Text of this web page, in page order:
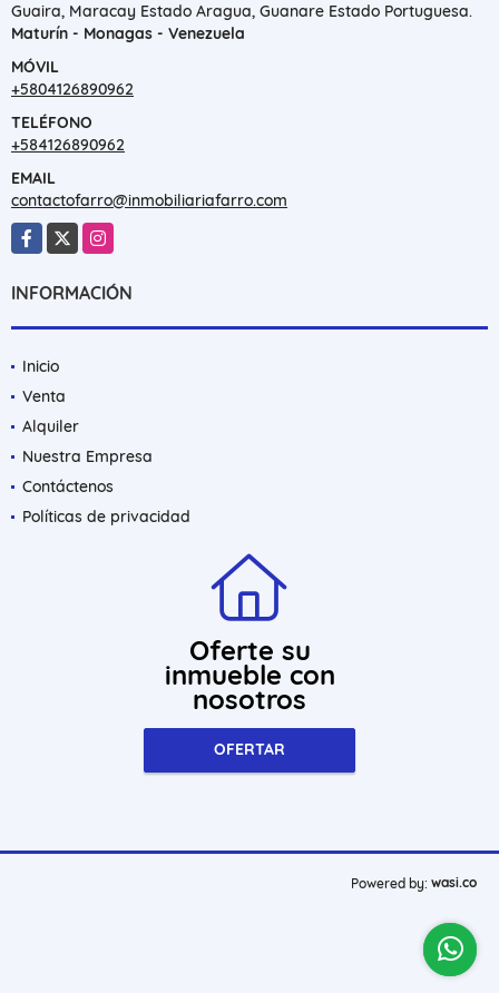
Guaira, Maracay Estado Aragua, Guanare Estado Portuguesa.
Maturín - Monagas - Venezuela
MÓVIL
+5804126890962
TELÉFONO
+584126890962
EMAIL
contactofarro@inmobiliariafarro.com
Facebook
X Instagram
INFORMACIÓN
Inicio
Venta
Alquiler
Nuestra Empresa
Contáctenos
Políticas de privacidad
Oferte su
inmueble con
nosotros
OFERTAR
Powered by: wasi.co